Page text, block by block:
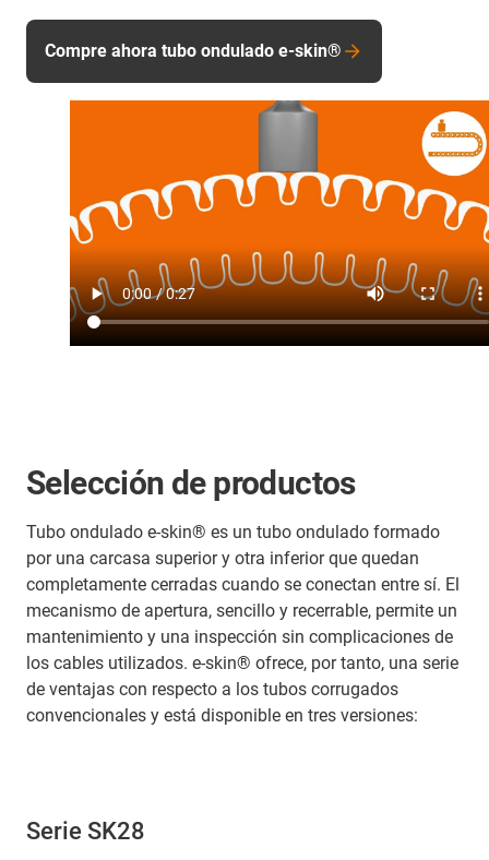
Compre ahora tubo ondulado e-skin®
Selección de productos
Tubo ondulado e-skin® es un tubo ondulado formado
por una carcasa superior y otra inferior que quedan
completamente cerradas cuando se conectan entre sí. El
mecanismo de apertura, sencillo y recerrable, permite un
mantenimiento y una inspección sin complicaciones de
los cables utilizados. e-skin® ofrece, por tanto, una serie
de ventajas con respecto a los tubos corrugados
convencionales y está disponible en tres versiones:
Serie SK28